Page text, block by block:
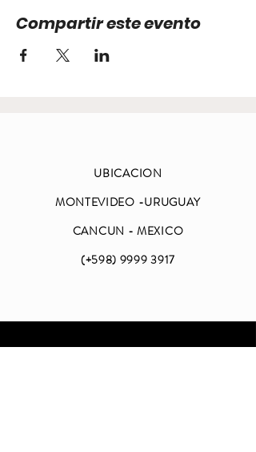
Compartir este evento
UBICACION
MONTEVIDEO -URUGUAY
CANCUN - MEXICO
(+598) 9999 3917